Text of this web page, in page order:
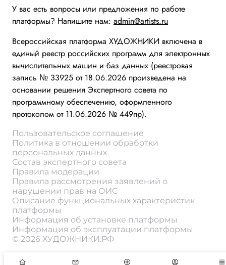
У вас есть вопросы или предложения по работе
платформы? Напишите нам: admin@artists.ru
Всероссийская платформа ХУДОЖНИКИ включена в
единый реестр российских программ для электронных
вычислительных машин и баз данных (реестровая
запись № 33925 от 18.06.2026 произведена на
основании решения Экспертного совета по
программному обеспечению, оформленного
протоколом от 11.06.2026 № 449пр).
Пользовательское соглашение
Политика в отношении обработки
персональных данных
Состав экспертного совета
Правила модерации
Правила рассмотрения заявлений о
нарушении прав на ОИС
Описание функциональных характеристик
платформы
Информация об установке платформы
Информация об эксплуатации платформы
© 2026 ХУДОЖНИКИ.РФ